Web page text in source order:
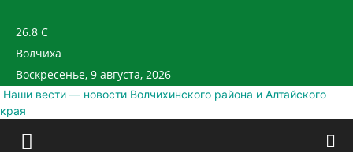
26.8 C
Волчиха
Воскресенье, 9 августа, 2026
Наши вести — новости Волчихинского района и Алтайского
края